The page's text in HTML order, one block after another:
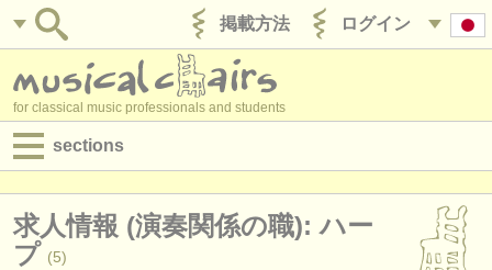
ログイン
掲載方法
for classical music professionals and students
sections
求人情報 (演奏関係の職)
求人情報 (演奏関係の職): ハー
プ (5)